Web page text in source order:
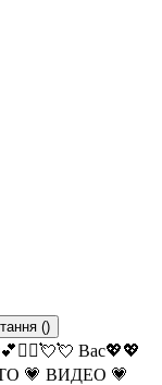
()
Вас💖💖
💗 ВИДЕО 💗